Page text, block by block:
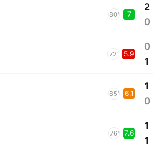
80' 7
2
0
72' 5.9
0
1
85' 6.1
1
0
76' 7.6
1
1